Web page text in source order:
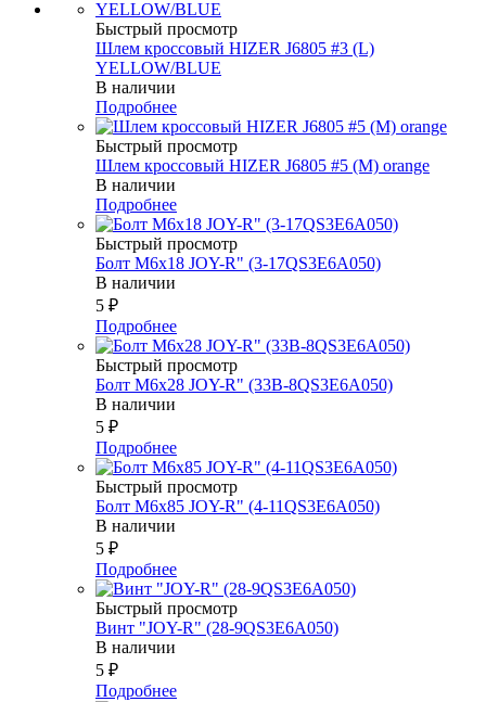
Быстрый просмотр
Шлем кроссовый HIZER J6805 #3 (L)
YELLOW/BLUE
В наличии
Подробнее
Быстрый просмотр
Шлем кроссовый HIZER J6805 #5 (M) orange
В наличии
Подробнее
Быстрый просмотр
Болт М6х18 JOY-R" (3-17QS3E6A050)
В наличии
5 ₽
Подробнее
Быстрый просмотр
Болт М6х28 JOY-R" (33В-8QS3E6A050)
В наличии
5 ₽
Подробнее
Быстрый просмотр
Болт М6х85 JOY-R" (4-11QS3E6A050)
В наличии
5 ₽
Подробнее
Быстрый просмотр
Винт "JOY-R" (28-9QS3E6A050)
В наличии
5 ₽
Подробнее